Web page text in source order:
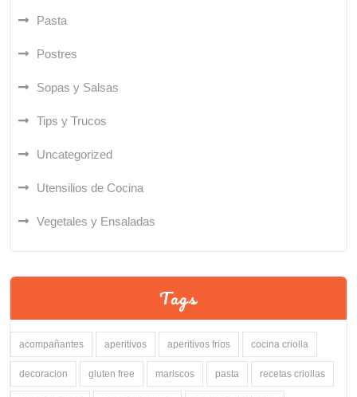
Pasta
Postres
Sopas y Salsas
Tips y Trucos
Uncategorized
Utensilios de Cocina
Vegetales y Ensaladas
Tags
acompañantes aperitivos aperitivos frios cocina criolla
decoracion gluten free mariscos pasta recetas criollas